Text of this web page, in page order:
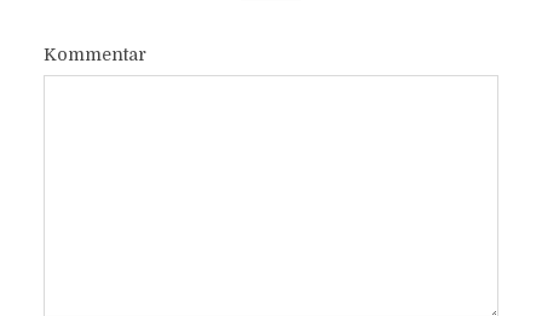
Kommentar